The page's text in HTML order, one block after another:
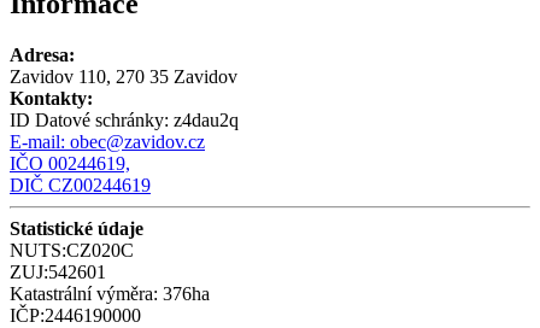
Adresa:
Zavidov 110, 270 35 Zavidov
Kontakty:
ID Datové schránky: z4dau2q
E-mail: obec@zavidov.cz
IČO 00244619,
DIČ CZ00244619
Statistické údaje
NUTS:CZ020C
ZUJ:542601
Katastrální výměra: 376ha
IČP:2446190000